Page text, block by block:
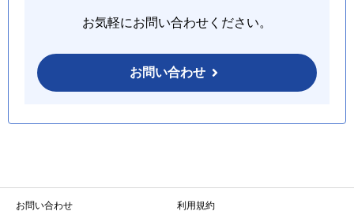
お気軽にお問い合わせください。
お問い合わせ
お問い合わせ
利用規約